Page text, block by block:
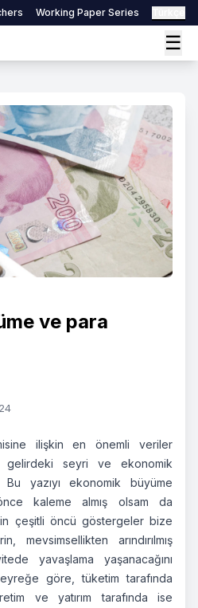
Working Paper Series
☰
ve para
ilişkin en önemli veriler
gelirdeki seyri ve ekonomik
yazıyı ekonomik büyüme
kaleme almış olsam da
çeşitli öncü göstergeler bize
mevsimsellikten arındırılmış
yavaşlama yaşanacağını
göre, tüketim tarafında
ve yatırım tarafında ise